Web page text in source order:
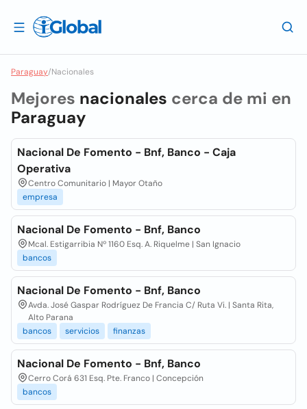
Paraguay/Nacionales
Mejores nacionales cerca de mi en
Paraguay
Nacional De Fomento - Bnf, Banco - Caja
Operativa
Centro Comunitario | Mayor Otaño
empresa
Nacional De Fomento - Bnf, Banco
Mcal. Estigarribia Nº 1160 Esq. A. Riquelme | San Ignacio
bancos
Nacional De Fomento - Bnf, Banco
Avda. José Gaspar Rodríguez De Francia C/ Ruta Vi. | Santa Rita,
Alto Parana
bancos
servicios finanzas
Nacional De Fomento - Bnf, Banco
Cerro Corá 631 Esq. Pte. Franco | Concepción
bancos